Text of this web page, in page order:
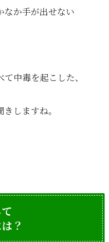
なか手が出せない
中毒を起こした、
しますね。
？